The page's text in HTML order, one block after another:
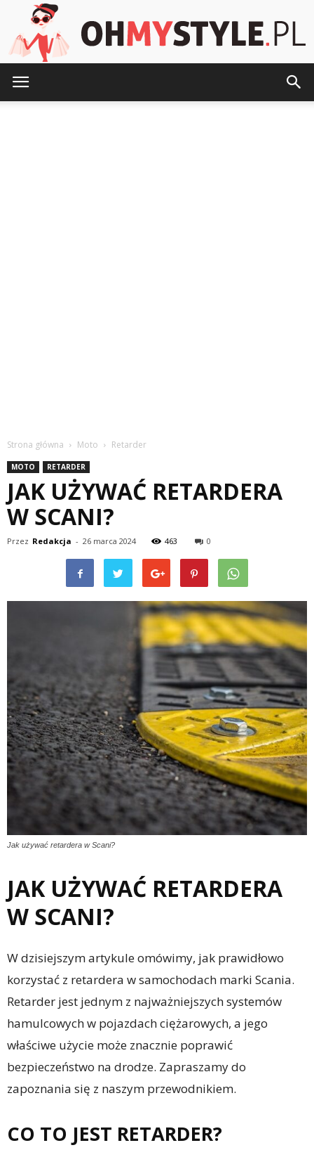
Strona główna Moto Retarder
MOTO RETARDER
JAK UŻYWAĆ RETARDERA
W SCANI?
Przez Redakcja - 26 marca 2024 463 0
Jak używać retardera w Scani?
JAK UŻYWAĆ RETARDERA
W SCANI?
W dzisiejszym artykule omówimy, jak prawidłowo
korzystać z retardera w samochodach marki Scania.
Retarder jest jednym z najważniejszych systemów
hamulcowych w pojazdach ciężarowych, a jego
właściwe użycie może znacznie poprawić
bezpieczeństwo na drodze. Zapraszamy do
zapoznania się z naszym przewodnikiem.
CO TO JEST RETARDER?